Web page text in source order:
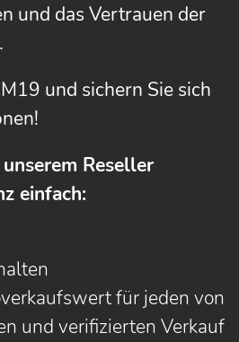
und das Vertrauen der
und sichern Sie sich
Reseller
einfach:
für jeden von
und verifizierten Verkauf